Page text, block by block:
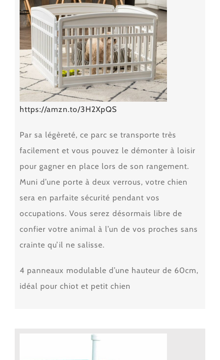
https://amzn.to/3H2XpQS
Par sa légèreté, ce parc se transporte très
facilement et vous pouvez le démonter à loisir
pour gagner en place lors de son rangement.
Muni d’une porte à deux verrous, votre chien
sera en parfaite sécurité pendant vos
occupations. Vous serez désormais libre de
confier votre animal à l’un de vos proches sans
crainte qu’il ne salisse.
4 panneaux modulable d’une hauteur de 60cm,
idéal pour chiot et petit chien